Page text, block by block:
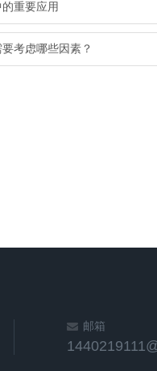
重要应用
考虑哪些因素？
邮箱